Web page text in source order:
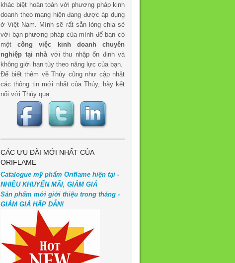
khác biệt hoàn toàn với phương pháp kinh
doanh theo mạng hiện đang được áp dụng
ở Việt Nam. Mình sẽ rất sẵn lòng chia sẻ
với bạn phương pháp của mình để bạn có
mộtcông việc kinh doanh chuyên
nghiệp tại nhàvới thu nhập ổn định và
không giới hạn tùy theo năng lực của bạn.
Để biết thêm về Thúy cũng như cập nhật
các thông tin mới nhất của Thúy, hãy kết
nối với Thúy qua:
CÁC ƯU ĐÃI MỚI NHẤT CỦA
ORIFLAME
Catalogue mỹ phẩm Oriflame hiện tại -
NHIỀU KHUYẾN MÃI, GIẢM GIÁ
Sản phẩm mới giới thiệu trong tháng -
GIẢM GIÁ HẤP DẪN!